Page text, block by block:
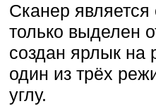
Сканер
только выделен
создан ярлык на
один из трёх
углу.